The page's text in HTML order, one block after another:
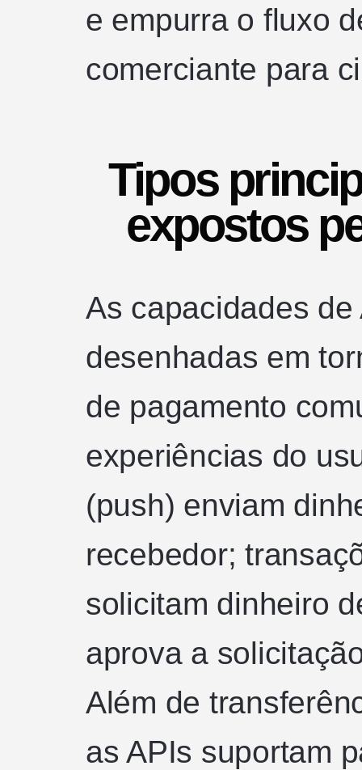
e empurra o fluxo
comerciante para
Tipos
expostos
As capacidades
desenhadas em
de pagamento
experiências do
(push) enviam
recebedor;
solicitam dinheiro
aprova a
Além de
as APIs suportam